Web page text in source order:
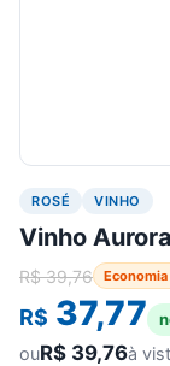
ROSÉ VINHO
Vinho
R$39,76 Economia
R$ 37,77
ouR$ 39,76à